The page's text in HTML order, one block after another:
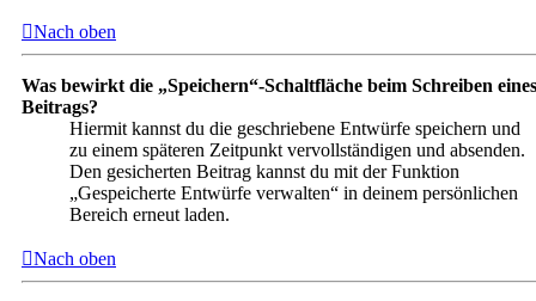
Nach oben
Was bewirkt die „Speichern“-Schaltfläche beim Schreiben eines
Beitrags?
Hiermit kannst du die geschriebene Entwürfe speichern und
zu einem späteren Zeitpunkt vervollständigen und absenden.
Den gesicherten Beitrag kannst du mit der Funktion
„Gespeicherte Entwürfe verwalten“ in deinem persönlichen
Bereich erneut laden.
Nach oben